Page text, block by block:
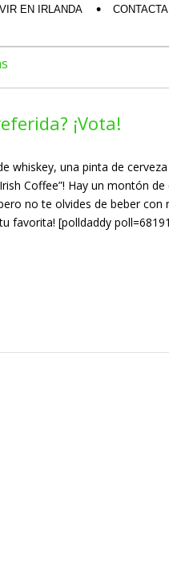
EN IRLANDA
¡Vota!
whiskey, una pinta de
Coffee”! Hay un montón
no te olvides de beber con
favorita! [polldaddy